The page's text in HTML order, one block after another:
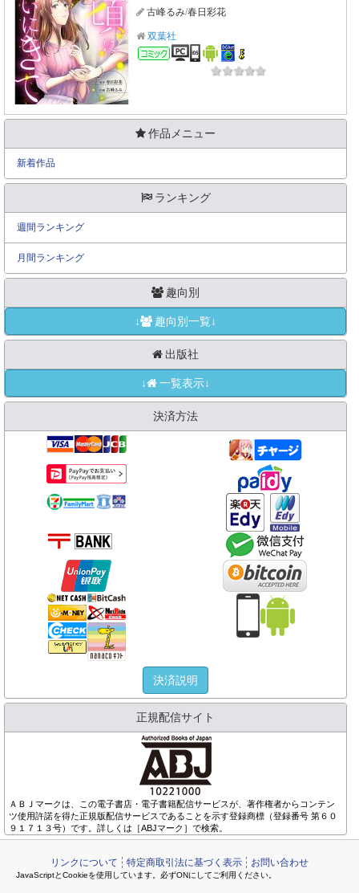
古峰るみ/春日彩花
双葉社
コミック
作品メニュー
新着作品
ランキング
週間ランキング
月間ランキング
趣向別
↓ 趣向別一覧↓
出版社
↓ 一覧表示↓
決済方法
決済説明
正規配信サイト
ＡＢＪマークは、この電子書店・電子書籍配信サービスが、著作権者からコンテン
ツ使用許諾を得た正規版配信サービスであることを示す登録商標（登録番号 第６０
９１７１３号）です。詳しくは［ABJマーク］で検索。
リンクについて 特定商取引法に基づく表示 お問い合わせ
JavaScriptとCookieを使用しています。必ずONにしてご利用ください。